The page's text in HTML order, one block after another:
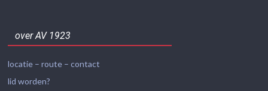
over AV 1923
locatie – route – contact
lid worden?